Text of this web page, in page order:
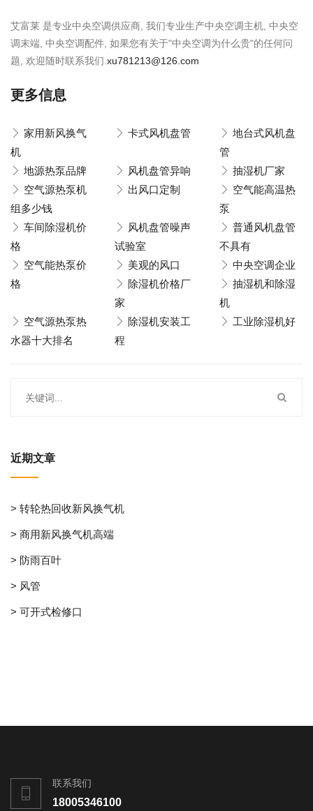
艾富莱 是专业中央空调供应商, 我们专业生产中央空调主机, 中央空
调末端, 中央空调配件, 如果您有关于"中央空调为什么贵"的任何问
题, 欢迎随时联系我们. xu781213@126.com
更多信息
家用新风换气
机
卡式风机盘管
地台式风机盘
管
地源热泵品牌
风机盘管异响
抽湿机厂家
空气源热泵机
组多少钱
出风口定制
空气能高温热
泵
车间除湿机价
格
风机盘管噪声
试验室
普通风机盘管
不具有
空气能热泵价
格
美观的风口
中央空调企业
除湿机价格厂
家
抽湿机和除湿
机
空气源热泵热
水器十大排名
除湿机安装工
程
工业除湿机好
近期文章
> 转轮热回收新风换气机
> 商用新风换气机高端
> 防雨百叶
> 风管
> 可开式检修口
联系我们
18005346100